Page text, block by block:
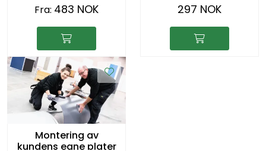
Fra: 483 NOK 297 NOK
Montering av
kundens egne plater